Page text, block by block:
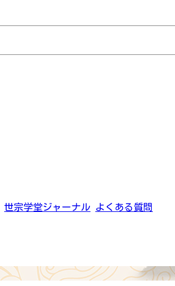
世宗学堂ジャーナル よくある質問